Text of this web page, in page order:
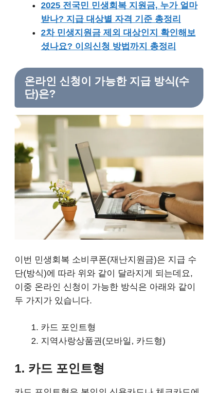
2025 전국민 민생회복 지원금, 누가 얼마
받나? 지급 대상별 자격 기준 총정리
2차 민생지원금 제외 대상인지 확인해보
셨나요? 이의신청 방법까지 총정리
온라인 신청이 가능한 지급 방식(수
단)은?
이번 민생회복 소비쿠폰(재난지원금)은 지급 수
단(방식)에 따라 위와 같이 달라지게 되는데요,
이중 온라인 신청이 가능한 방식은 아래와 같이
두 가지가 있습니다.
카드 포인트형
지역사랑상품권(모바일, 카드형)
1. 카드 포인트형